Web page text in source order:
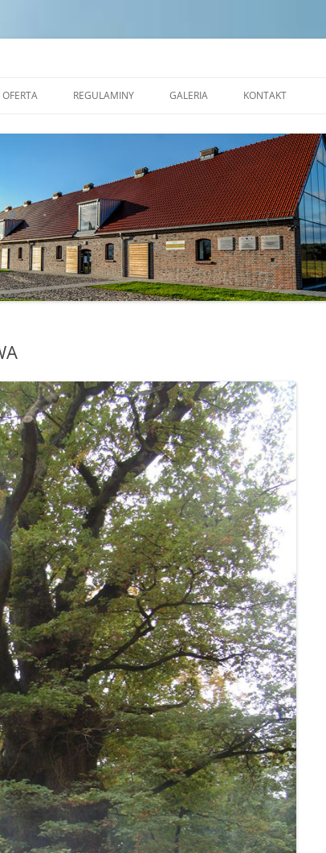
ALEJA NAUKI
SALA EKOSYSTEMÓW
SALA ZJAWISK ATMOSFERYCZNYCH
OGRÓD DYDAKTYCZNY
ZAJĘCIA TERENOWE
OFERTA
PRACOWNIA CERAMICZNA
REZERWAT FORMY
REGULAMINY
REGULAMIN POBYTU GRUP W
TRANSGRANICZNYM OŚRODKU
EDUKACJI EKOLOGICZNEJ W
ZALESIU
GALERIA KONTAKT